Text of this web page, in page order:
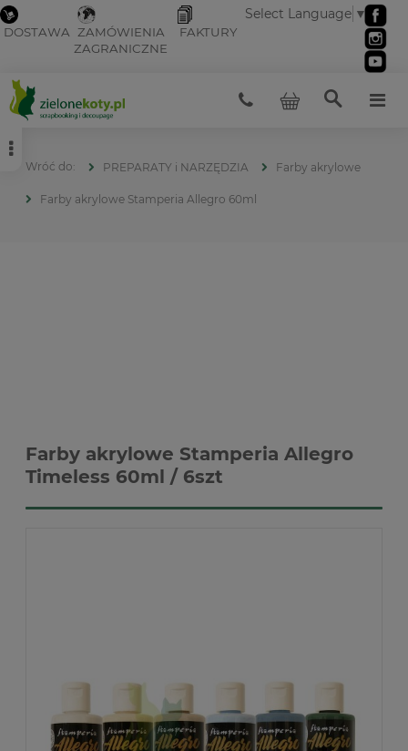
DOSTAWA ZAMÓWIENIA
ZAGRANICZNE
FAKTURY
Select Language ▼
PREPARATY i NARZĘDZIA Farby akrylowe
Farby akrylowe Stamperia Allegro 60ml
Farby akrylowe Stamperia Allegro
Timeless 60ml / 6szt